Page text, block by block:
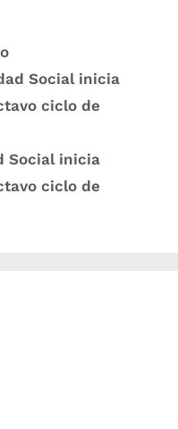
Social inicia
ciclo de
Social inicia
ciclo de